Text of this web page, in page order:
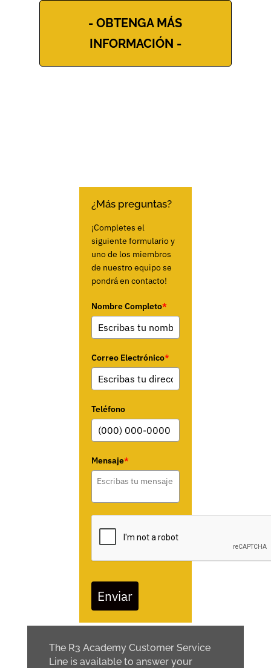
- OBTENGA MÁS
INFORMACIÓN -
¿Más preguntas?
¡Completes el
siguiente formulario y
uno de los miembros
de nuestro equipo se
pondrá en contacto!
Nombre Completo*
Correo Electrónico*
Teléfono
Mensaje*
Enviar
The R3 Academy Customer Service
Line is available to answer your